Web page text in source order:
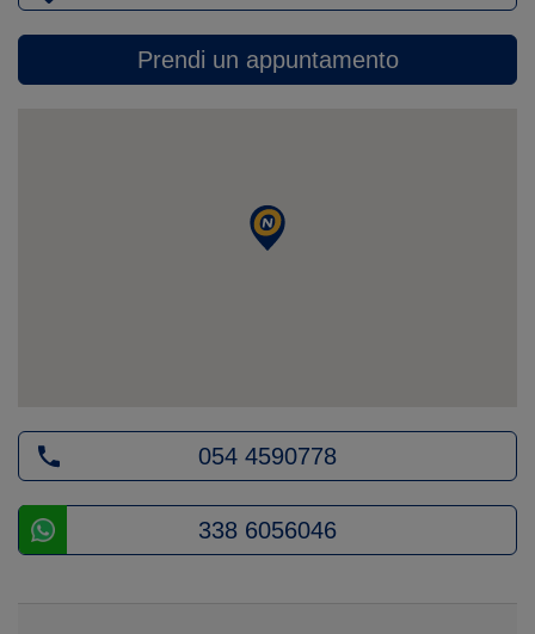
Prendi un appuntamento
054 4590778
338 6056046